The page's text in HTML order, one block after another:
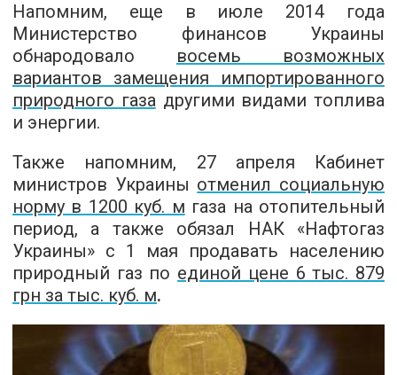
Напомним, еще в июле 2014 года
Министерство финансов Украины
обнародовало восемь возможных
вариантов замещения импортированного
природного газадругими видами топлива
и энергии.
Также напомним, 27 апреля Кабинет
министров Украины отменил социальную
норму в 1200 куб. м газа на отопительный
период, а также обязал НАК «Нафтогаз
Украины» с 1 мая продавать населению
природный газ по единой цене 6 тыс. 879
грн за тыс. куб. м.